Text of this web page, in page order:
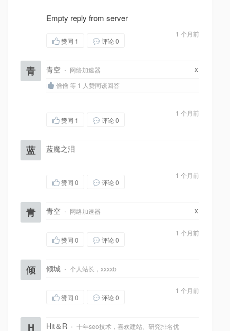
Empty reply from server
1 个月前
赞同 1 评论 0
青 青空 · 网络加速器 x
僧僧 等 1 人赞同该回答
1 个月前
赞同 1 评论 0
蓝 蓝魔之泪
1 个月前
赞同 0 评论 0
青 青空 · 网络加速器 x
1 个月前
赞同 0 评论 0
倾 倾城 · 个人站长，xxxxb
1 个月前
赞同 0 评论 0
H Hit＆R · 十年seo技术，喜欢建站、研究排名优